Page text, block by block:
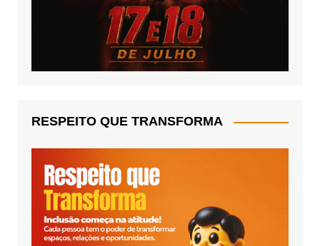
RESPEITO QUE TRANSFORMA